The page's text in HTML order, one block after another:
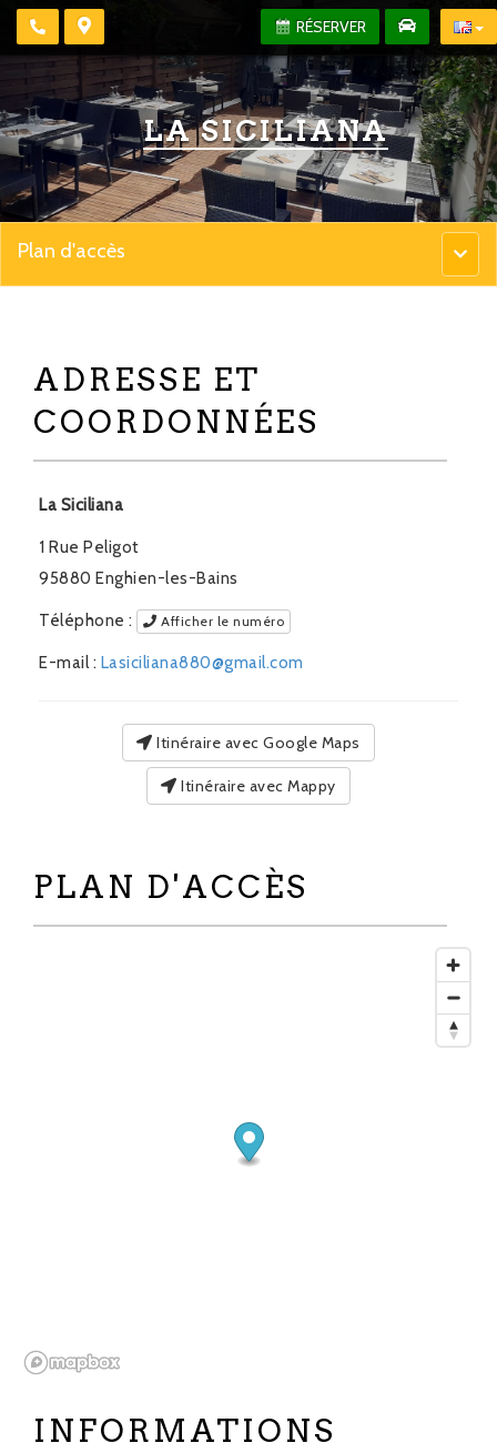
RÉSERVER
LA SICILIANA
Menu
Plan d'accès
ADRESSE ET
COORDONNÉES
La Siciliana
1 Rue Peligot
95880 Enghien-les-Bains
Téléphone : Afficher le numéro
E-mail : Lasiciliana880@gmail.com
Itinéraire avec Google Maps
Itinéraire avec Mappy
PLAN D'ACCÈS
INFORMATIONS